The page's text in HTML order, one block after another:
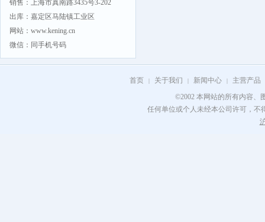
销售：上海市真南路3435号3-202
出库：嘉定区马陆镇工业区
网站：www.kening.cn
微信：同手机号码
首页 | 关于我们 | 新闻中心 |
主营产品
©2002 本网站的所有内容、
任何单位或个人未经本公司许可，不